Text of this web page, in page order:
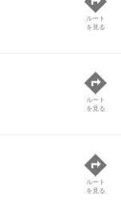
ルート
を見る
ルート
を見る
ルート
を見る